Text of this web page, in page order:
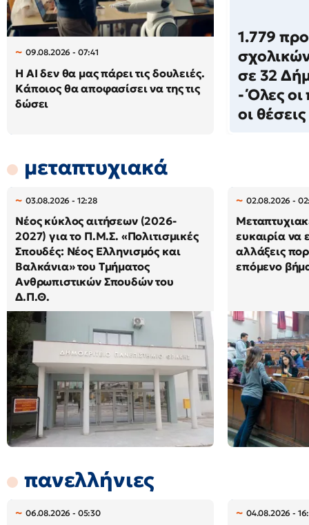
09.08.2026 - 07:41
Η AI δεν θα μας πάρει τις δουλειές.
Κάποιος θα αποφασίσει να της τις
δώσει
1.779
σε 32
- Όλες οι
οι θέσεις
μεταπτυχιακά
03.08.2026 - 12:28
Νέος κύκλος αιτήσεων (2026-
2027) για το Π.Μ.Σ. «Πολιτισμικές
Σπουδές: Νέος Ελληνισμός και
Βαλκάνια» του Τμήματος
Ανθρωπιστικών Σπουδών του
Δ.Π.Θ.
02.08.2026 -
ευκαιρία να
αλλάξεις
επόμενο
πανελλήνιες
06.08.2026 - 05:30 04.08.2026 -